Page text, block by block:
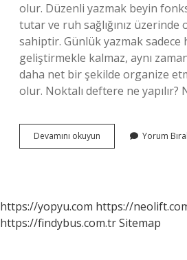
olur. Düzenli yazmak beyin
tutar ve ruh sağlığınız
sahiptir. Günlük yazmak sadece
geliştirmekle kalmaz, aynı
daha net bir şekilde organize
olur. Noktalı deftere ne yapılır?
Devamını okuyun
Defter
Yorum
https://yopyu.com https://
https://findybus.com.trSitemap